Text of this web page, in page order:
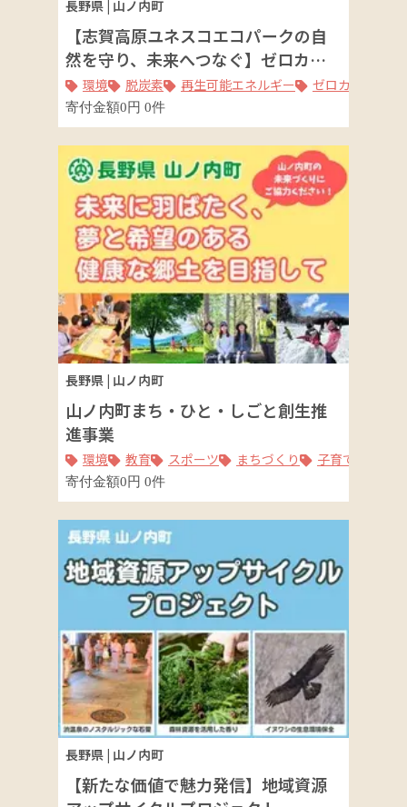
長野県 | 山ノ内町
【志賀高原ユネスコエコパークの自
然を守り、未来へつなぐ】ゼロカー
ボン2050プロジェクト
環境 脱炭素 再生可能エネルギー ゼロカーボン
寄付金額0円 0件
長野県 | 山ノ内町
山ノ内町まち・ひと・しごと創生推
進事業
環境 教育 スポーツ まちづくり 子育て
寄付金額0円 0件
長野県 | 山ノ内町
【新たな価値で魅力発信】地域資源